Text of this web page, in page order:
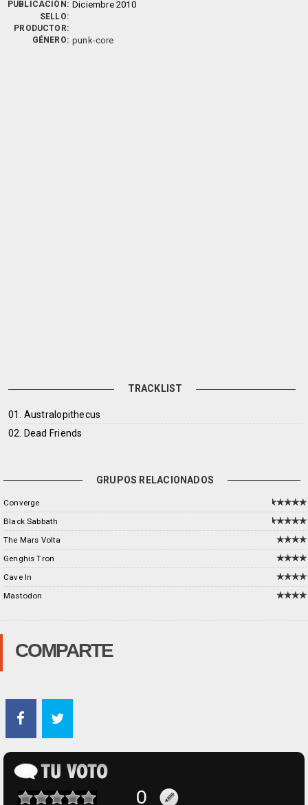
PUBLICACIÓN: Diciembre 2010
SELLO:
PRODUCTOR:
GÉNERO: punk-core
TRACKLIST
01. Australopithecus
02. Dead Friends
GRUPOS RELACIONADOS
Converge
Black Sabbath
The Mars Volta
Genghis Tron
Cave In
Mastodon
COMPARTE